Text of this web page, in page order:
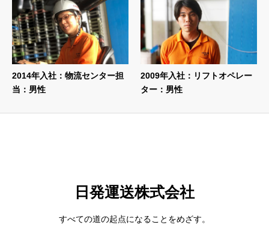
2014年入社：物流センター担
当：男性
2009年入社：リフトオペレー
ター：男性
日発運送株式会社
すべての道の起点になることをめざす。